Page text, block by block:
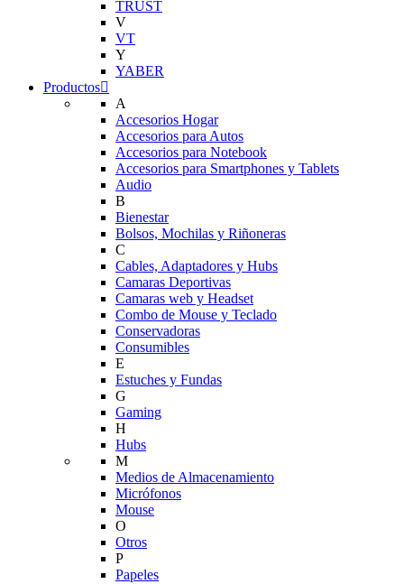
TRUST
V
VT
Y
YABER
Productos
A
Accesorios Hogar
Accesorios para Autos
Accesorios para Notebook
Accesorios para Smartphones y Tablets
Audio
B
Bienestar
Bolsos, Mochilas y Riñoneras
C
Cables, Adaptadores y Hubs
Camaras Deportivas
Camaras web y Headset
Combo de Mouse y Teclado
Conservadoras
Consumibles
E
Estuches y Fundas
G
Gaming
H
Hubs
M
Medios de Almacenamiento
Micrófonos
Mouse
O
Otros
P
Papeles